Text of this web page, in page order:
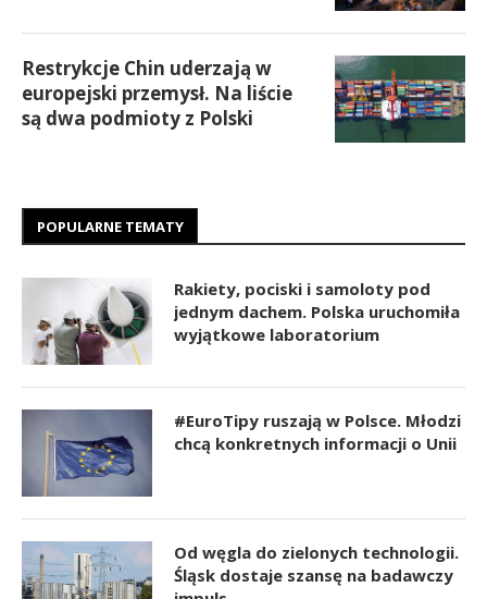
Restrykcje Chin uderzają w
europejski przemysł. Na liście
są dwa podmioty z Polski
POPULARNE TEMATY
Rakiety, pociski i samoloty pod
jednym dachem. Polska uruchomiła
wyjątkowe laboratorium
#EuroTipy ruszają w Polsce. Młodzi
chcą konkretnych informacji o Unii
Od węgla do zielonych technologii.
Śląsk dostaje szansę na badawczy